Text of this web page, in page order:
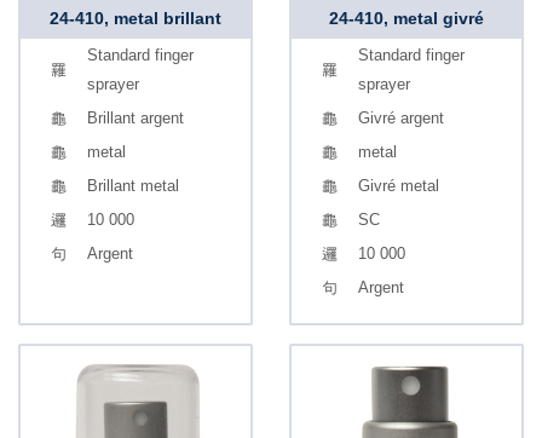
24-410, metal brillant
Standard finger
sprayer
Brillant argent
metal
Brillant metal
10 000
Argent
24-410, metal givré
Standard finger
sprayer
Givré argent
metal
Givré metal
SC
10 000
Argent